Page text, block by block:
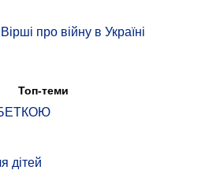
про війну в Україні
Топ-теми
дітей